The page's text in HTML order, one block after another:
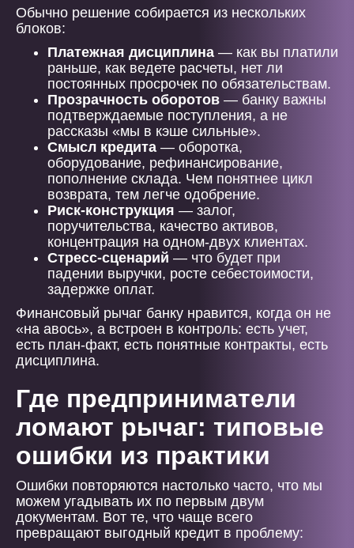
Обычно решение собирается из нескольких
блоков:
Платежная дисциплина — как вы платили
раньше, как ведете расчеты, нет ли
постоянных просрочек по обязательствам.
Прозрачность оборотов — банку важны
подтверждаемые поступления, а не
рассказы «мы в кэше сильные».
Смысл кредита — оборотка,
оборудование, рефинансирование,
пополнение склада. Чем понятнее цикл
возврата, тем легче одобрение.
Риск-конструкция — залог,
поручительства, качество активов,
концентрация на одном-двух клиентах.
Стресс-сценарий — что будет при
падении выручки, росте себестоимости,
задержке оплат.
Финансовый рычаг банку нравится, когда он не
«на авось», а встроен в контроль: есть учет,
есть план-факт, есть понятные контракты, есть
дисциплина.
Где предприниматели
ломают рычаг: типовые
ошибки из практики
Ошибки повторяются настолько часто, что мы
можем угадывать их по первым двум
документам. Вот те, что чаще всего
превращают выгодный кредит в проблему: